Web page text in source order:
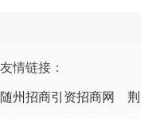
友情链接：
随州招商引资招商网